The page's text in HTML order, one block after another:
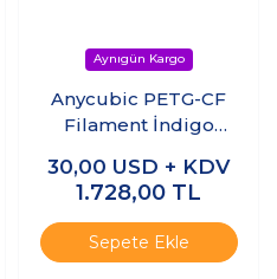
Anycubic PETG-CF
Filament İndigo
30,00 USD + KDV
1.728,00 TL
Sepete Ekle